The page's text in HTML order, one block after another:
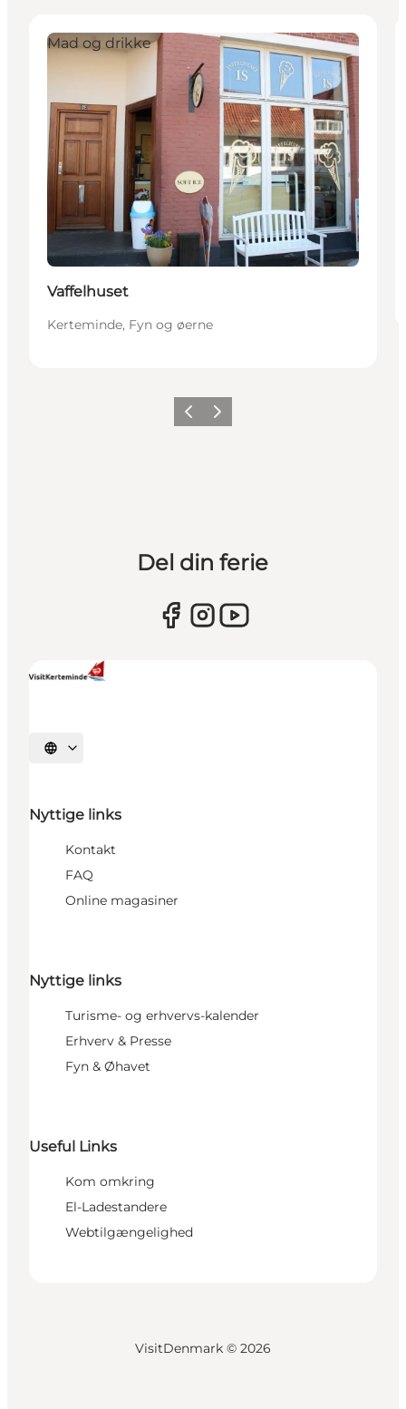
Mad og drikke
Vaffelhuset
Kerteminde, Fyn og øerne
ForrigeNæste
Del din ferie
Vælg sprog
Nyttige links
Kontakt
FAQ
Online magasiner
Nyttige links
Turisme- og erhvervs-kalender
Erhverv & Presse
Fyn & Øhavet
Useful Links
Kom omkring
El-Ladestandere
Webtilgængelighed
VisitDenmark © 2026